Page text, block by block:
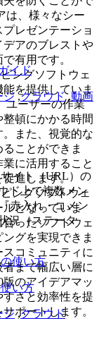
は、様々なシー
レゼンテーショ
デアのブレストや
有用です。
ングソフトウェ
を提供していま
ユーザーの作業
頓にかかる時間
また、視覚的な
ことができま
に活用すること
促進します。
ングソフトウェ
ルとなっていま
ったソフトウェ
グを実現できま
コミュニティに
まで幅広い層に
版のアイデアマッ
さと効率性を提
ポートします。
イド
ジ ,クラウド,動画
イト（URL）の
ド上で複数メン
赤入れ・コメン
況（ステータ
い方
ジ,クラウド